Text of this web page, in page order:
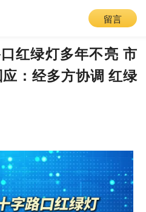
留言
红绿灯多年不亮 市
：经多方协调 红绿